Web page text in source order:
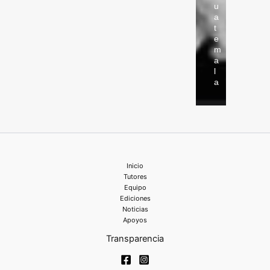
u
a
t
e
m
a
l
a
Inicio
Tutores
Equipo
Ediciones
Noticias
Apoyos
Transparencia